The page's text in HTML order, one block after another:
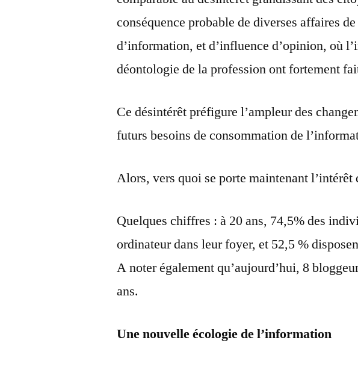
conséquence probable de diverses affaires
d’information, et d’influence d’opinion, où
déontologie de la profession ont fortement
Ce désintérêt préfigure l’ampleur des
futurs besoins de consommation de
Alors, vers quoi se porte maintenant l’intérêt
Quelques chiffres : à 20 ans, 74,5% des
ordinateur dans leur foyer, et 52,5 %
A noter également qu’aujourd’hui, 8
ans.
Une nouvelle écologie de l’information